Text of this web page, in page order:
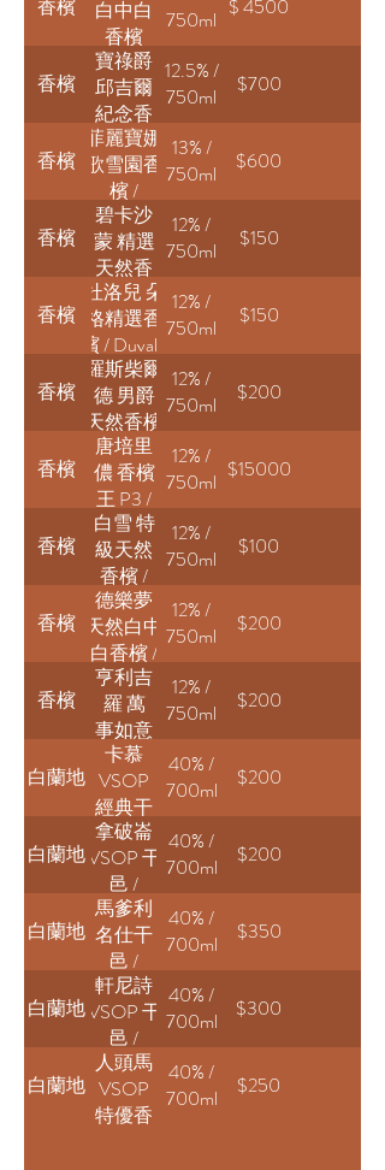
Blanc
de
Blancs
NV
香檳
白中白
香檳
2012 /
Salon
Le
Mesnil
Blanc
de
Blancs
750ml $ 4500
香檳
寶祿爵
邱吉爾
紀念香
檳 / Pol
Roger
Sir
Winston
Churchill
12.5% /
750ml
$700
香檳
菲麗寶娜
歌雪園香
檳 /
Philipponnat
Clos des
Goisses
13% /
750ml
$600
香檳
碧卡沙
蒙 精選
天然香
檳 /
Billecart-
Salmon
Brut
Réserve
12% /
750ml
$150
香檳
杜洛兒 朵
格精選香
檳 / Duval-
Leroy Fleur
de
Champagne
12% /
750ml
$150
香檳
羅斯柴爾
德 男爵
天然香檳
/ Barons
de
Rothschild
Concordia
12% /
750ml
$200
香檳
唐培里
儂 香檳
王 P3 /
Dom
Pérignon
Brut P3
12% /
750ml $15000
香檳
白雪 特
級天然
香檳 /
Piper-
Heidsieck
Cuvée
Brut
12% /
750ml
$100
香檳
德樂夢
天然白中
白香檳 /
Delamotte
Blanc de
Blancs NV
12% /
750ml
$200
香檳
亨利吉
羅 萬
事如意
香檳 /
Henri
Giraud
Esprit
Nature
12% /
750ml
$200
白蘭地
卡慕
VSOP
經典干
邑 /
Camus
V.S.O.P
Intensity
40% /
700ml
$200
白蘭地
拿破崙
VSOP 干
邑 /
Courvoisier
V.S.O.P
Cognac
40% /
700ml
$200
白蘭地
馬爹利
名仕干
邑 /
Martell
Noblige
Cognac
40% /
700ml
$350
白蘭地
軒尼詩
VSOP 干
邑 /
Hennessy
V.S.O.P
Cognac
40% /
700ml
$300
白蘭地
人頭馬
VSOP
特優香
40% /
700ml
$250